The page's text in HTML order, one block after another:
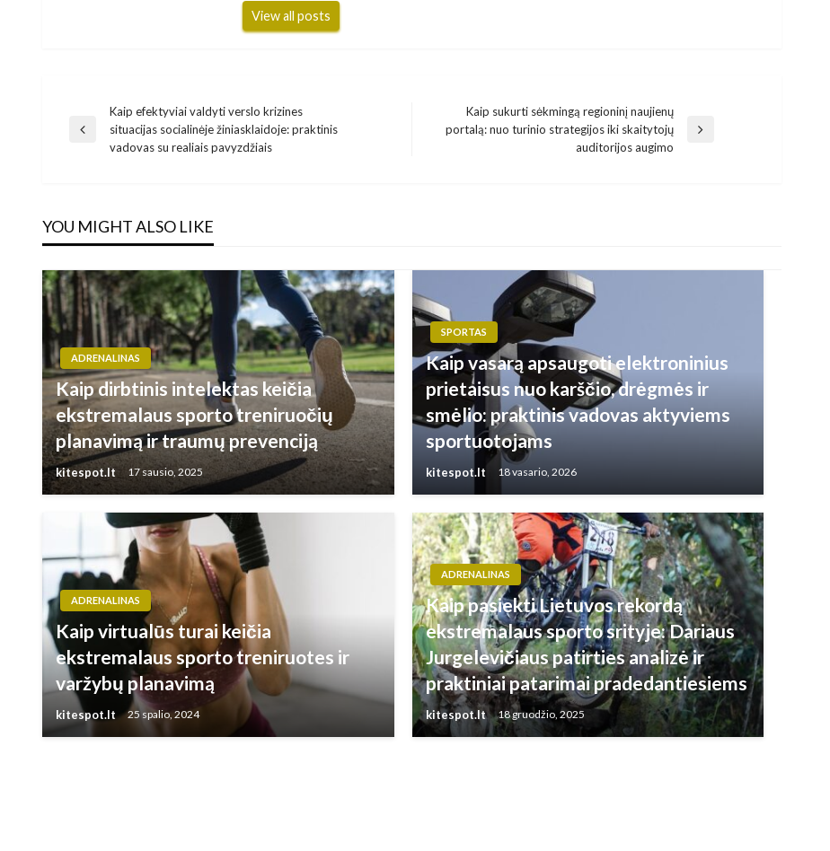
View all posts
Navigacija
įrašų
Previous
Kaip efektyviai valdyti verslo krizines
situacijas socialinėje žiniasklaidoje: praktinis
vadovas su realiais pavyzdžiais
Next
Kaip sukurti sėkmingą regioninį naujienų
portalą: nuo turinio strategijos iki skaitytojų
auditorijos augimo
YOU MIGHT ALSO LIKE
ADRENALINAS
Kaip dirbtinis intelektas keičia
ekstremalaus sporto treniruočių
planavimą ir traumų prevenciją
kitespot.lt 17 sausio, 2025
SPORTAS
Kaip vasarą apsaugoti elektroninius
prietaisus nuo karščio, drėgmės ir
smėlio: praktinis vadovas aktyviems
sportuotojams
kitespot.lt 18 vasario, 2026
ADRENALINAS
Kaip virtualūs turai keičia
ekstremalaus sporto treniruotes ir
varžybų planavimą
kitespot.lt 25 spalio, 2024
ADRENALINAS
Kaip pasiekti Lietuvos rekordą
ekstremalaus sporto srityje: Dariaus
Jurgelevičiaus patirties analizė ir
praktiniai patarimai pradedantiesiems
kitespot.lt 18 gruodžio, 2025